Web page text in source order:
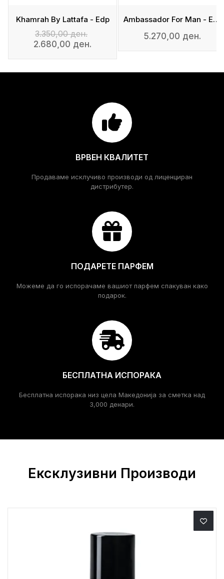
Khamrah By Lattafa - Edp
3.350,00 ден.
2.680,00 ден.
Ambassador For Man - Eau De Parfum
5.270,00 ден.
ВРВЕН КВАЛИТЕТ
Продаваме исклучиво производи од лиценциран
дистрибутер.
ПОДАРЕТЕ ПАРФЕМ
Можеме да го испорачаме вашиот парфем спакуван како
подарок.
БЕСПЛАТНА ИСПОРАКА
Бесплатна испорака низ цела Македонија за сметка над
3,000 денари.
Ексклузивни Производи